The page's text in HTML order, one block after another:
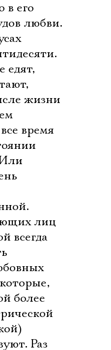
в его
любви.
едят,
жизни
время
лиц
всегда
более
Раз